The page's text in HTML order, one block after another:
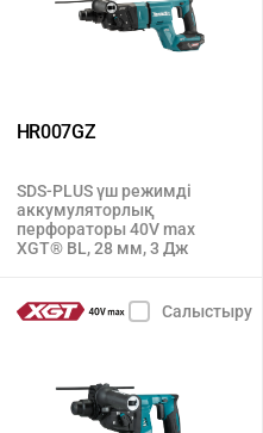
HR007GZ
SDS-PLUS үш режимді
аккумуляторлық
перфораторы 40V max
XGT® BL, 28 мм, 3 Дж
Салыстыру